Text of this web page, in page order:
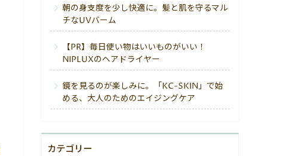
朝の身支度を少し快適に。髪と肌を守るマル
チなUVバーム
【PR】毎日使い物はいいものがいい！
NIPLUXのヘアドライヤー
鏡を見るのが楽しみに。「KC-SKIN」で始
める、大人のためのエイジングケア
カテゴリー